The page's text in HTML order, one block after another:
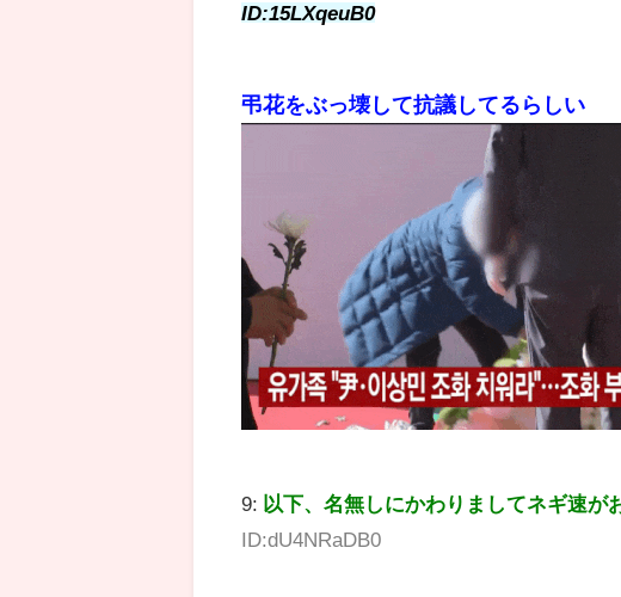
ID:15LXqeuB0
弔花をぶっ壊して抗議してるらしい
9: 以下、名無しにかわりましてネギ速が
ID:dU4NRaDB0